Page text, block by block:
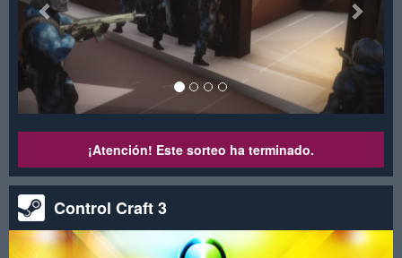
¡Atención! Este sorteo ha terminado.
Control Craft 3